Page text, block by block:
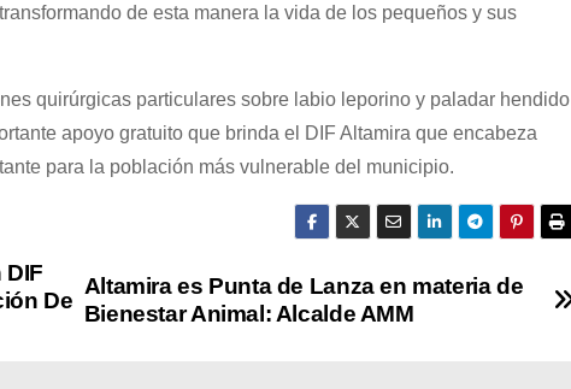
de esta manera la vida de los pequeños y sus
quirúrgicas particulares sobre labio leporino y paladar hendido
apoyo gratuito que brinda el DIF Altamira que encabeza
para la población más vulnerable del municipio.
Altamira es Punta de Lanza en materia de
Bienestar Animal: Alcalde AMM
DIF
De